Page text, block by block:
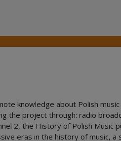
knowledge about Polish
the project through: radio
2, the History of Polish Music
eras in the history of music, a